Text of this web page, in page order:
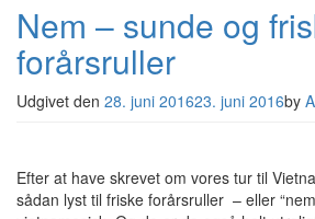
Nem – sunde og
forårsruller
Udgivet den 28. juni 201623. juni 2016by
Efter at have skrevet om vores tur til
sådan lyst til friske forårsruller – eller